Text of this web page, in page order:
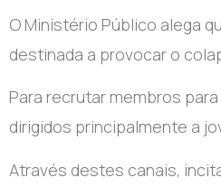
O Ministério Público alega
destinada a provocar o
Para recrutar membros
dirigidos principalmente a
Através destes canais,